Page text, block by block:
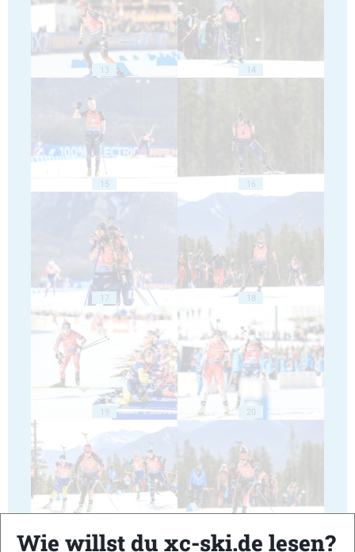
13 14
15 16
17 18
19 20
Wie willst du xc-ski.de lesen?